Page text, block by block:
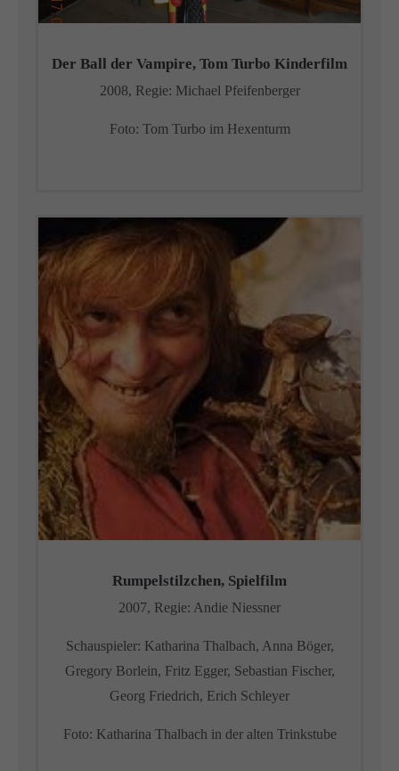
Der Ball der Vampire, Tom Turbo Kinderfilm
2008, Regie: Michael Pfeifenberger
Foto: Tom Turbo im Hexenturm
Rumpelstilzchen, Spielfilm
2007, Regie: Andie Niessner
Schauspieler: Katharina Thalbach, Anna Böger,
Gregory Borlein, Fritz Egger, Sebastian Fischer,
Georg Friedrich, Erich Schleyer
Foto: Katharina Thalbach in der alten Trinkstube